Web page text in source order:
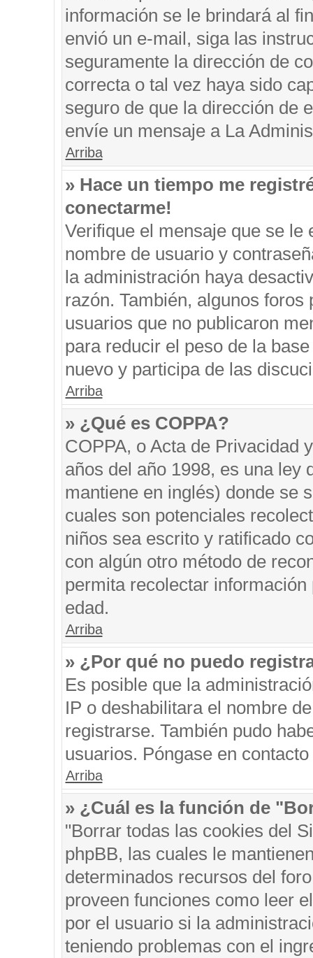
información se le brindará al
envió un e-mail, siga las
seguramente la dirección de
correcta o tal vez haya sido
seguro de que la dirección de
envíe un mensaje a La
Arriba
» Hace un tiempo me
conectarme!
Verifique el mensaje que se
nombre de usuario y
la administración haya
razón. También, algunos
usuarios que no publicaron
para reducir el peso de la
nuevo y participa de las
Arriba
» ¿Qué es COPPA?
COPPA, o Acta de Privacidad
años del año 1998, es una ley
mantiene en inglés) donde se
cuales son potenciales
niños sea escrito y ratificado
con algún otro método de
permita recolectar
edad.
Arriba
» ¿Por qué no puedo
Es posible que la
IP o deshabilitara el nombre
registrarse. También pudo
usuarios. Póngase en
Arriba
» ¿Cuál es la función de
"Borrar todas las cookies del
phpBB, las cuales le
determinados recursos del
proveen funciones como leer
por el usuario si la
teniendo problemas con el